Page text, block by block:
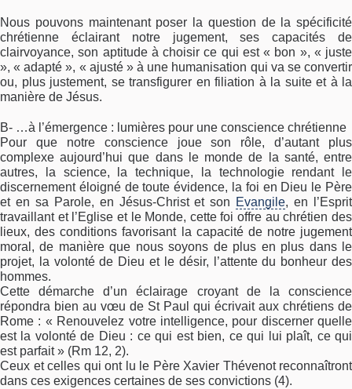
Nous pouvons maintenant poser la question de la spécificité
chrétienne éclairant notre jugement, ses capacités de
clairvoyance, son aptitude à choisir ce qui est « bon », « juste
», « adapté », « ajusté » à une humanisation qui va se convertir
ou, plus justement, se transfigurer en filiation à la suite et à la
manière de Jésus.
B- …à l’émergence : lumières pour une conscience chrétienne
Pour que notre conscience joue son rôle, d’autant plus
complexe aujourd’hui que dans le monde de la santé, entre
autres, la science, la technique, la technologie rendant le
discernement éloigné de toute évidence, la foi en Dieu le Père
et en sa Parole, en Jésus-Christ et son Evangile, en l’Esprit
travaillant et l’Eglise et le Monde, cette foi offre au chrétien des
lieux, des conditions favorisant la capacité de notre jugement
moral, de manière que nous soyons de plus en plus dans le
projet, la volonté de Dieu et le désir, l’attente du bonheur des
hommes.
Cette démarche d’un éclairage croyant de la conscience
répondra bien au vœu de St Paul qui écrivait aux chrétiens de
Rome : « Renouvelez votre intelligence, pour discerner quelle
est la volonté de Dieu : ce qui est bien, ce qui lui plaît, ce qui
est parfait » (Rm 12, 2).
Ceux et celles qui ont lu le Père Xavier Thévenot reconnaîtront
dans ces exigences certaines de ses convictions (4).